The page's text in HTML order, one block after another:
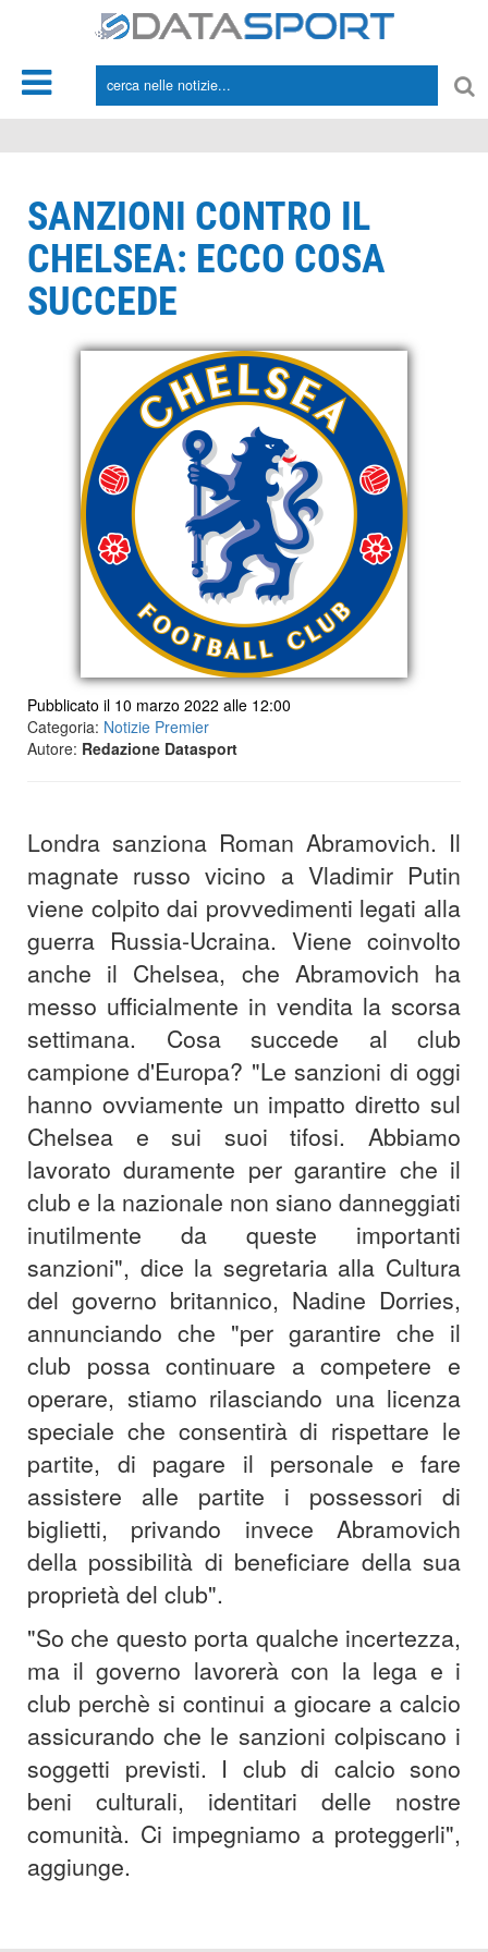
SANZIONI CONTRO IL
CHELSEA: ECCO COSA
SUCCEDE
Pubblicato il 10 marzo 2022 alle 12:00
Categoria: Notizie Premier
Autore: Redazione Datasport
Londra sanziona Roman Abramovich. Il
magnate russo vicino a Vladimir Putin
viene colpito dai provvedimenti legati alla
guerra Russia-Ucraina. Viene coinvolto
anche il Chelsea, che Abramovich ha
messo ufficialmente in vendita la scorsa
settimana. Cosa succede al club
campione d'Europa? "Le sanzioni di oggi
hanno ovviamente un impatto diretto sul
Chelsea e sui suoi tifosi. Abbiamo
lavorato duramente per garantire che il
club e la nazionale non siano danneggiati
inutilmente da queste importanti
sanzioni", dice la segretaria alla Cultura
del governo britannico, Nadine Dorries,
annunciando che "per garantire che il
club possa continuare a competere e
operare, stiamo rilasciando una licenza
speciale che consentirà di rispettare le
partite, di pagare il personale e fare
assistere alle partite i possessori di
biglietti, privando invece Abramovich
della possibilità di beneficiare della sua
proprietà del club".
"So che questo porta qualche incertezza,
ma il governo lavorerà con la lega e i
club perchè si continui a giocare a calcio
assicurando che le sanzioni colpiscano i
soggetti previsti. I club di calcio sono
beni culturali, identitari delle nostre
comunità. Ci impegniamo a proteggerli",
aggiunge.